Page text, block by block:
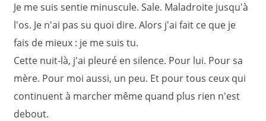
Je me suis sentie minuscule. Sale. Maladroite jusqu'à
l'os. Je n'ai pas su quoi dire. Alors j'ai fait ce que je
fais de mieux : je me suis tu.
Cette nuit-là, j'ai pleuré en silence. Pour lui. Pour sa
mère. Pour moi aussi, un peu. Et pour tous ceux qui
continuent à marcher même quand plus rien n'est
debout.